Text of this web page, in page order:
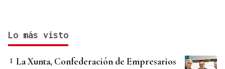
Lo más visto
La Xunta, Confederación de Empresarios